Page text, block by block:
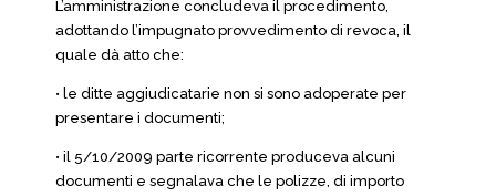
L’amministrazione concludeva il procedimento,
adottando l’impugnato provvedimento di revoca, il
quale dà atto che:
• le ditte aggiudicatarie non si sono adoperate per
presentare i documenti;
• il 5/10/2009 parte ricorrente produceva alcuni
documenti e segnalava che le polizze, di importo